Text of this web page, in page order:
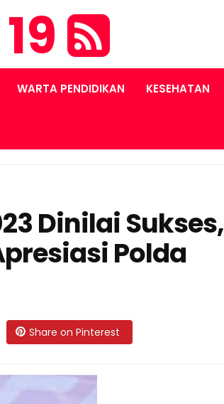
WARTA PENDIDIKAN KESEHATAN
Dinilai Sukses,
Polda
Share on Pinterest